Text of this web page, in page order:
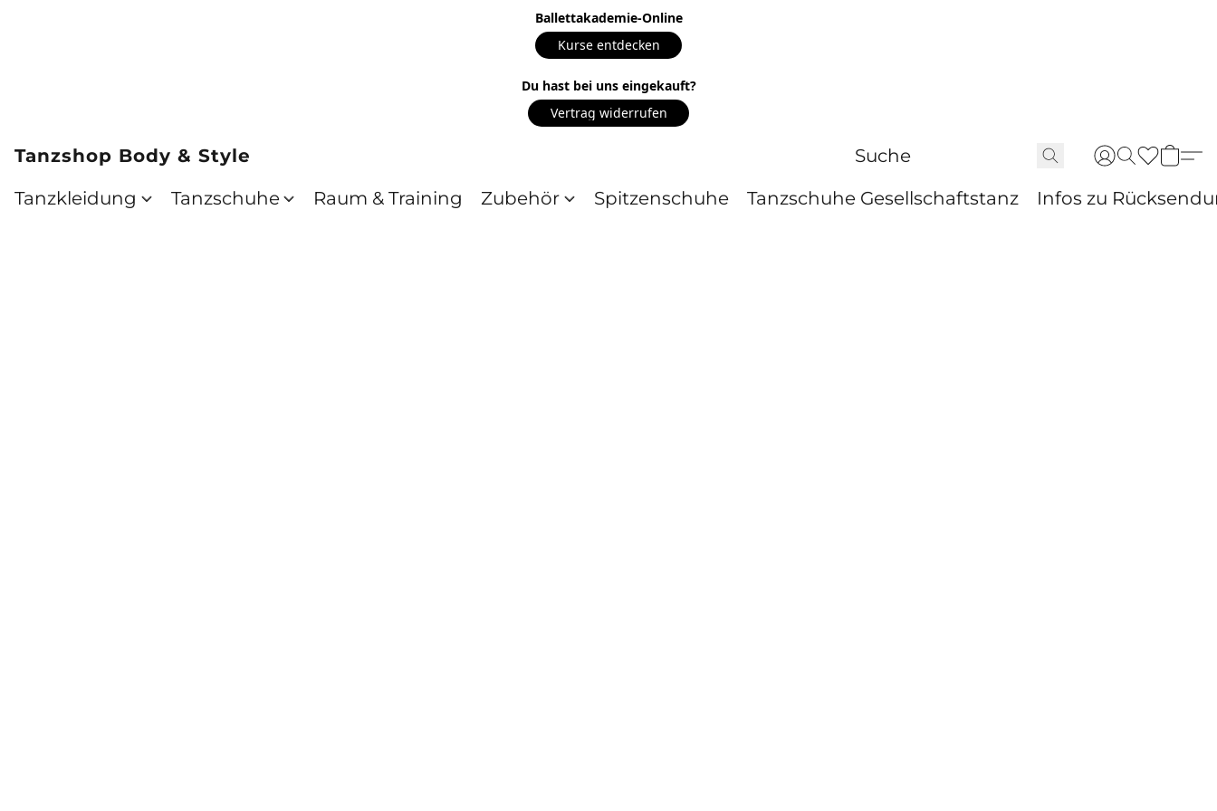
Ballettakademie-Online
Kurse entdecken
Du hast bei uns eingekauft?
Vertrag widerrufen
Tanzshop Body & Style
Tanzkleidung
Tanzschuhe Raum & Training Zubehör Spitzenschuhe Tanzschuhe Gesellschaftstanz Infos zu